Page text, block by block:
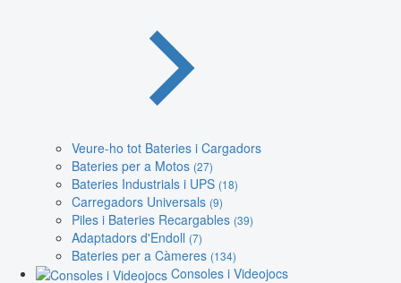
Veure-ho tot Bateries i Cargadors
Bateries per a Motos (27)
Bateries Industrials i UPS (18)
Carregadors Universals (9)
Piles i Bateries Recargables (39)
Adaptadors d'Endoll (7)
Bateries per a Càmeres (134)
Consoles i Videojocs